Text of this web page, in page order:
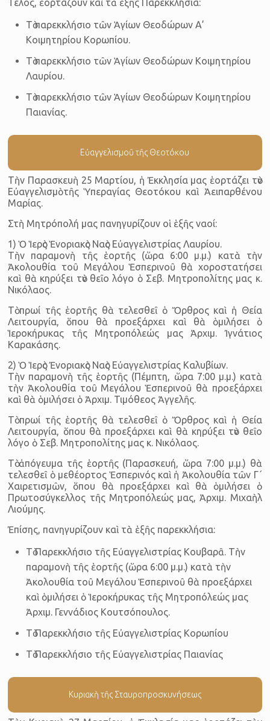
Τέλος, ἑορτάζουν καὶ τὰ ἑξῆς Παρεκκλήσια:
Τὸ παρεκκλήσιο τῶν Ἁγίων Θεοδώρων Α’
Κοιμητηρίου Κορωπίου.
Τὸ παρεκκλήσιο τῶν Ἁγίων Θεοδώρων Κοιμητηρίου
Λαυρίου.
Τὸ παρεκκλήσιο τῶν Ἁγίων Θεοδώρων Κοιμητηρίου
Παιανίας.
Εὐαγγελισμοῦ τῆς Θεοτόκου
Τὴν Παρασκευὴ 25 Μαρτίου, ἡ Ἐκκλησία μας ἑορτάζει τὸν
Εὐαγγελισμὸ τῆς Ὑπεραγίας Θεοτόκου καὶ Ἀειπαρθένου
Μαρίας.
Στὴ Μητρόπολή μας πανηγυρίζουν οἱ ἑξῆς ναοί:
1) Ὁ Ἱερὸς Ἑνοριακὸς Ναὸς Εὐαγγελιστρίας Λαυρίου.
Τὴν παραμονὴ τῆς ἑορτῆς (ὥρα 6:00 μ.μ.) κατὰ τὴν
Ἀκολουθία τοῦ Μεγάλου Ἑσπερινοῦ θὰ χοροστα­τήσει
καὶ θὰ κηρύξει τὸν θεῖο λόγο ὁ Σεβ. Μητροπολίτης μας κ.
Νικό­λαος.
Τὸ πρωί τῆς ἑορτῆς θὰ τελεσθεῖ ὁ Ὄρθρος καὶ ἡ Θεία
Λειτουργία, ὅπου θὰ προεξάρχει καὶ θὰ ὁμιλήσει ὁ
Ἱεροκήρυκας τῆς Μητροπόλεώς μας Ἀρχιμ. Ἰγνάτιος
Καρακάσης.
2) Ὁ Ἱερὸς Ἐνοριακὸς Ναὸς Εὐαγγελιστρίας Καλυβίων.
Τὴν παραμονὴ τῆς ἑορτῆς (Πέμπτη, ὥρα 7:00 μ.μ.) κατὰ
τὴν Ἀκολουθία τοῦ Μεγάλου Ἑσπερινοῦ θὰ προεξάρχει
καὶ θὰ ὁμιλήσει ὁ Ἀρχιμ. Τιμόθεος Ἀγγελῆς.
Τὸ πρωί τῆς ἑορτῆς θὰ τελεσθεῖ ὁ Ὄρθρος καὶ ἡ Θεία
Λειτουργία, ὅπου θὰ προεξάρχει καὶ θὰ κηρύξει τὸν θεῖο
λόγο ὁ Σεβ. Μητροπολίτης μας κ. Νικό­λαος.
Τὸ ἀπόγευμα τῆς ἑορτῆς (Παρασκευή, ὥρα 7:00 μ.μ.) θὰ
τελεσθεῖ ὁ μεθέορτος Ἑσπερινός καὶ ἡ Ἀκολουθία τῶν Γ΄
Χαιρετισμῶν, ὅπου θὰ προεξάρχει καὶ θὰ ὁμιλήσει ὁ
Πρωτοσύγκελλος τῆς Μητροπόλεώς μας, Ἀρχιμ. Μιχαὴλ
Λιούμης.
Ἐπίσης, πανηγυρίζουν καὶ τὰ ἑξῆς παρεκκλήσια:
Τὸ Παρεκκλήσιο τῆς Εὐαγγελιστρίας Κουβαρᾶ. Τὴν
παραμονὴ τῆς ἑορτῆς (ὥρα 6:00 μ.μ.) κατὰ τὴν
Ἀκολουθία τοῦ Μεγάλου Ἑσπερινοῦ θὰ προεξάρχει
καὶ ὁμιλήσει ὁ Ἱεροκήρυκας τῆς Μητροπόλεώς μας
Ἀρχιμ. Γεννάδιος Κουτσόπουλος.
Τὸ Παρεκκλήσιο τῆς Εὐαγγελιστρίας Κορωπίου
Τὸ Παρεκκλήσιο τῆς Εὐαγγελιστρίας Παιανίας
Κυριακὴ τῆς Σταυροπροσκυνήσεως